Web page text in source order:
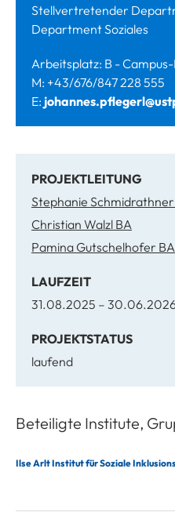
Stellvertretender
Department Soziales
Arbeitsplatz: B - Campus-
M: +43/676/847 228 555
E:
PROJEKTLEITUNG
Stephanie
Christian Walzl BA
Pamina Gutschelhofer BA
LAUFZEIT
31.08.2025 –
PROJEKTSTATUS
laufend
Beteiligte Institute,
Ilse Arlt Institut für Soziale